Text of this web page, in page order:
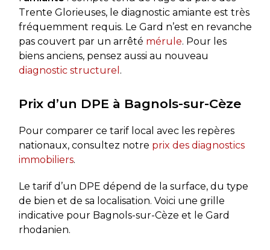
Trente Glorieuses, le diagnostic amiante est très
fréquemment requis. Le Gard n’est en revanche
pas couvert par un arrêté mérule. Pour les
biens anciens, pensez aussi au nouveau
diagnostic structurel .
Prix d’un DPE à Bagnols-sur-Cèze
Pour comparer ce tarif local avec les repères
nationaux, consultez notre prix des diagnostics
immobiliers.
Le tarif d’un DPE dépend de la surface, du type
de bien et de sa localisation. Voici une grille
indicative pour Bagnols-sur-Cèze et le Gard
rhodanien.